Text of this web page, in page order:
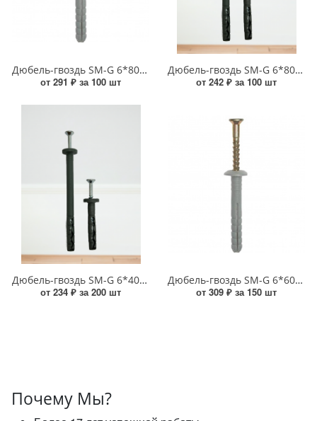
Дюбель-гвоздь SM-G 6*80 грибок (Т) УТ-00016935
от 291 ₽ за 100 шт
Дюбель-гвоздь SM-G 6*80 грибок (Ю) УТ-00020126
от 242 ₽ за 100 шт
Дюбель-гвоздь SM-G 6*40 грибок (Ю) УТ-00019757
от 234 ₽ за 200 шт
Дюбель-гвоздь SM-G 6*60 грибок Daxmer УТ000015364
от 309 ₽ за 150 шт
Почему Мы?